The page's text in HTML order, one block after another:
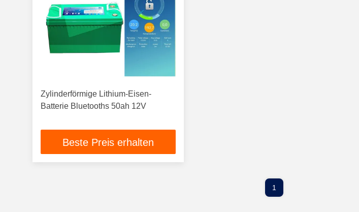
Zylinderförmige Lithium-Eisen-
Batterie Bluetooths 50ah 12V
Beste Preis erhalten
1